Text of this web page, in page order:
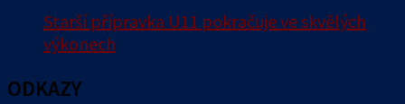
Starší přípravka U11 pokračuje ve skvělých
výkonech
ODKAZY